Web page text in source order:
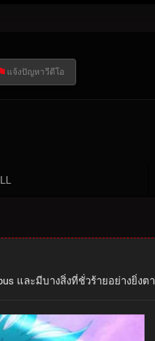
แจ้งปัญหาวีดีโอ
และมีบางสิ่งที่ชั่วร้ายอย่างยิ่ง